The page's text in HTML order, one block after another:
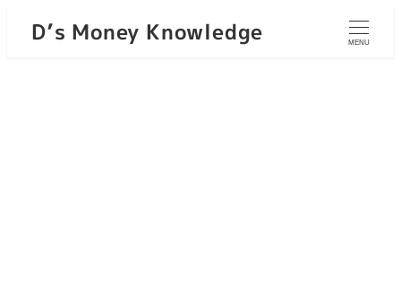
D’s Money Knowledge MENU